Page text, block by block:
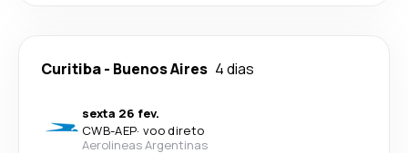
Curitiba- Buenos Aires 4 dias
sexta 26 fev.
CWB-AEP· voo direto
Aerolineas Argentinas